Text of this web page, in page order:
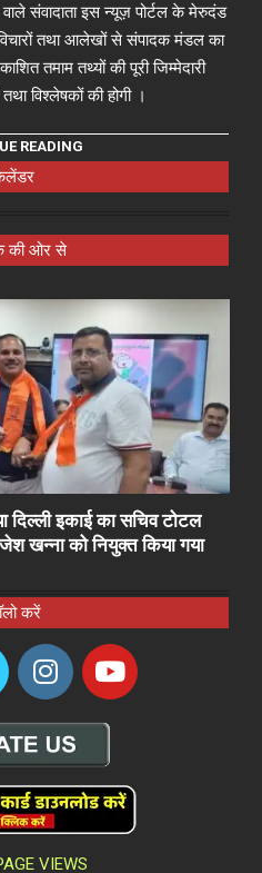
संवादाता इस न्यूज़ पोर्टल के मेरुदंड
तथा आलेखों से संपादक मंडल का
तमाम तथ्यों की पूरी जिम्मेदारी
विश्लेषकों की होगी ।
READING
की ओर से
दिल्ली इकाई का सचिव टोटल
खन्ना को नियुक्त किया गया
करें
VIEWS